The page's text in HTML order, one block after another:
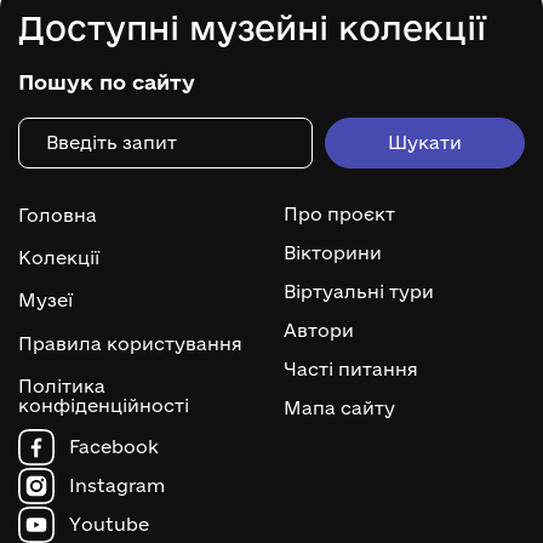
Доступні музейні колекції
Пошук по сайту
Головна
Колекції
Музеї
Правила користування
Політика
конфіденційності
Про проєкт
Вікторини
Віртуальні тури
Автори
Часті питання
Мапа сайту
Facebook
Instagram
Youtube